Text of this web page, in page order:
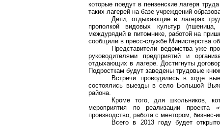
которые поедут в пензенские лагеря
таких лагерей на базе учреждений
Дети, отдыхающие в лагерях
прополкой видовых культур
междурядий в питомнике, работой на
сообщили в пресс-службе Министерства
Представители ведомства уже
руководителями предприятий и
отдыхающих в лагере. Достигнуты
Подросткам будут заведены трудовые
Встречи проводились в ходе
состоялись выезды в село Большой
района.
Кроме того, для школьников,
мероприятия по реализации проекта
производство, работа с ментором,
Всего в 2013 году будет